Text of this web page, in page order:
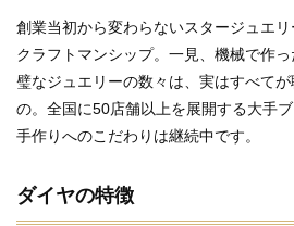
創業当初から変わらないスタージュエリ
クラフトマンシップ。一見、機械で作
璧なジュエリーの数々は、実はすべて
の。全国に50店舗以上を展開する大手ブ
手作りへのこだわりは継続中です。
ダイヤの特徴